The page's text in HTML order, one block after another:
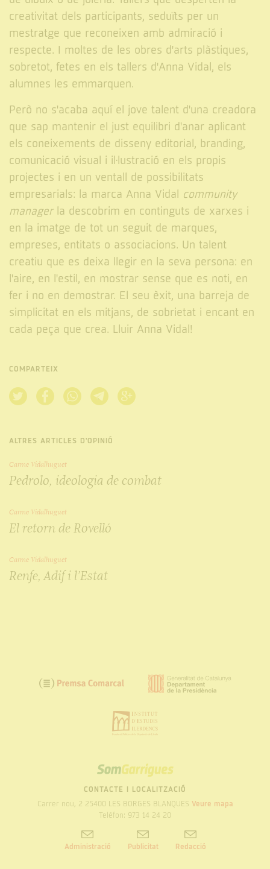
creativitat dels participants, seduïts per un
mestratge que reconeixen amb admiració i
respecte. I moltes de les obres d'arts plàstiques,
sobretot, fetes en els tallers d'Anna Vidal, els
alumnes les emmarquen.
Però no s'acaba aquí el jove talent d'una creadora
que sap mantenir el just equilibri d'anar aplicant
els coneixements de disseny editorial, branding,
comunicació visual i il·lustració en els propis
projectes i en un ventall de possibilitats
empresarials: la marca Anna Vidal community
managerla descobrim en continguts de xarxes i
en la imatge de tot un seguit de marques,
empreses, entitats o associacions. Un talent
creatiu que es deixa llegir en la seva persona: en
l'aire, en l'estil, en mostrar sense que es noti, en
fer i no en demostrar. El seu èxit, una barreja de
simplicitat en els mitjans, de sobrietat i encant en
cada peça que crea. Lluir Anna Vidal!
COMPARTEIX
ALTRES ARTICLES D'OPINIÓ
Carme Vidalhuguet
Pedrolo, ideologia de combat
Carme Vidalhuguet
El retorn de Rovelló
Carme Vidalhuguet
Renfe, Adif i l’Estat
SOM
GARRIGUES
CONTACTE I LOCALITZACIÓ
Carrer nou, 2 25400 LES BORGES BLANQUES Veure mapa
Telèfon: 973 14 24 20
Administració Publicitat Redacció